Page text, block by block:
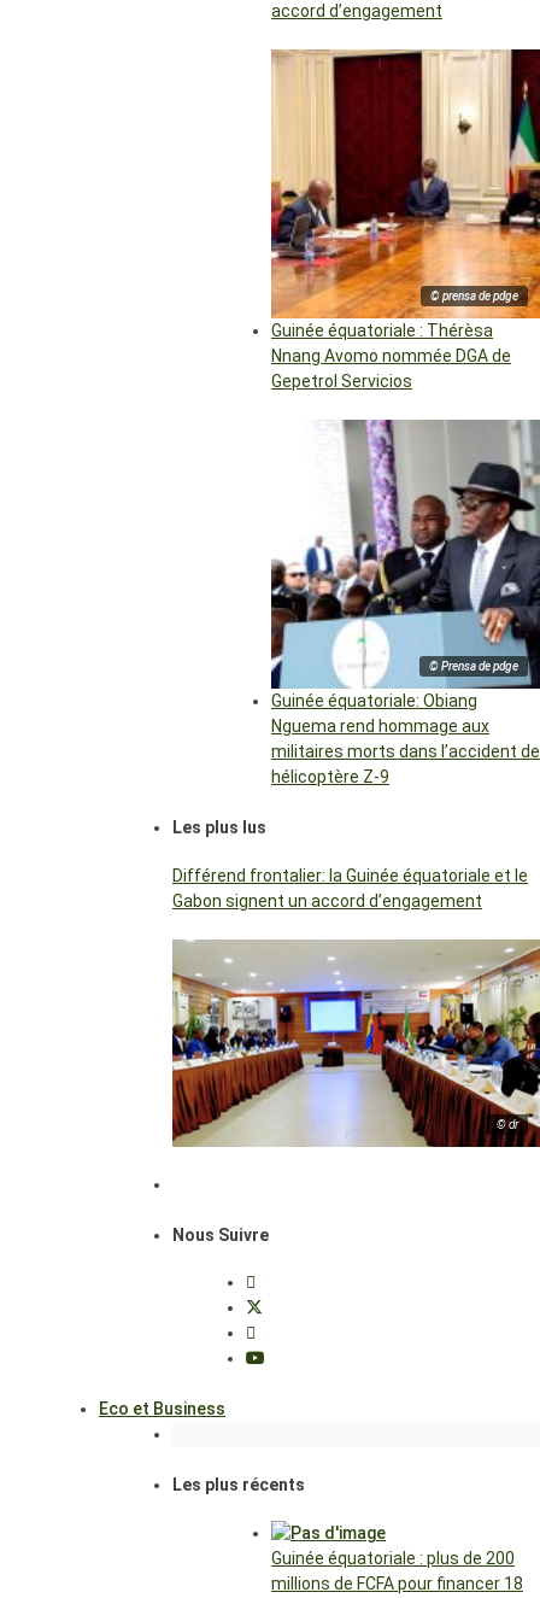
accord d’engagement
© prensa de pdge
Guinée équatoriale : Thérèsa
Nnang Avomo nommée DGA de
Gepetrol Servicios
© Prensa de pdge
Guinée équatoriale: Obiang
Nguema rend hommage aux
militaires morts dans l’accident de
hélicoptère Z-9
Les plus lus
Différend frontalier: la Guinée équatoriale et le
Gabon signent un accord d’engagement
© dr
Nous Suivre
Eco et Business
Les plus récents
Guinée équatoriale : plus de 200
millions de FCFA pour financer 18